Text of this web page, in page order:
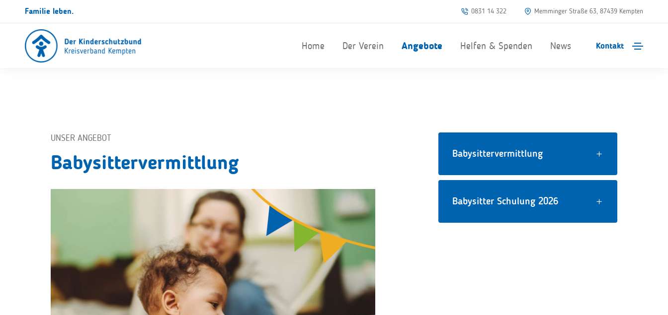
Familie leben. 0831 14 322 Memminger Straße 63, 87439 Kempten
Home Der Verein Angebote Helfen & Spenden News Kontakt
UNSER ANGEBOT
Babysittervermittlung Babysittervermittlung
Babysitter Schulung 2026